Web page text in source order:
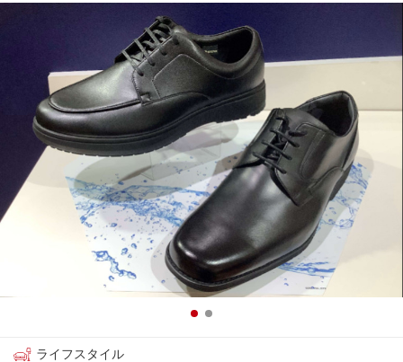
ライフスタイル